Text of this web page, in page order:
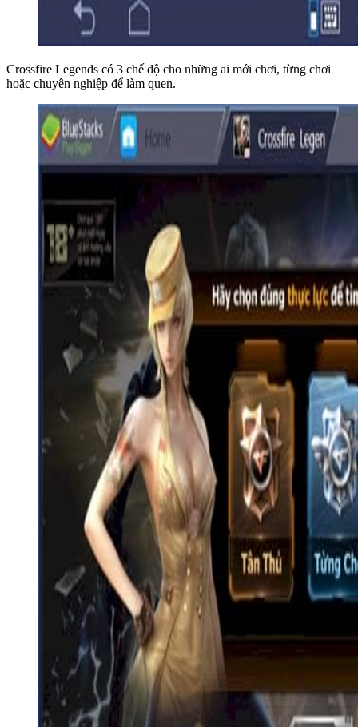
Crossfire Legends có 3 chế độ cho những ai mới chơi, từng chơi
hoặc chuyên nghiệp để làm quen.